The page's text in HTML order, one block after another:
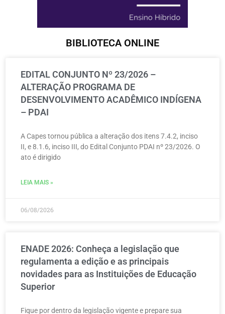
BIBLIOTECA ONLINE
EDITAL CONJUNTO Nº 23/2026 –
ALTERAÇÃO PROGRAMA DE
DESENVOLVIMENTO ACADÊMICO INDÍGENA
– PDAI
A Capes tornou pública a alteração dos itens 7.4.2, inciso
II, e 8.1.6, inciso III, do Edital Conjunto PDAI nº 23/2026. O
ato é dirigido
LEIA MAIS »
06/08/2026
ENADE 2026: Conheça a legislação que
regulamenta a edição e as principais
novidades para as Instituições de Educação
Superior
Fique por dentro da legislação vigente e prepare sua